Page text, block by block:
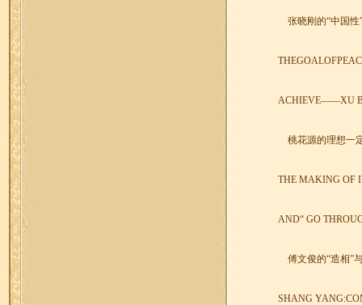
张晓刚的“中国性
ACHIEVE——XU
桃花源的理想
THE MAKING OF
AND“ GO
傅文俊的“造相”
SHANG